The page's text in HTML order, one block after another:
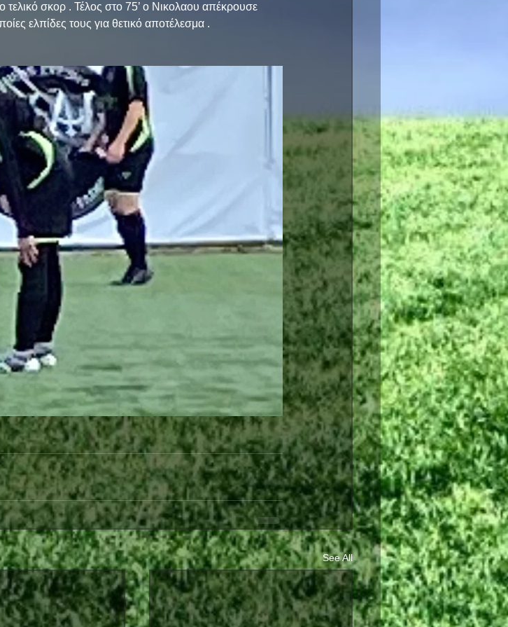
τελικό σκορ . Τέλος στο 75’ ο Νικολαου απέκρουσε
ελπίδες τους για θετικό αποτέλεσμα .
See All